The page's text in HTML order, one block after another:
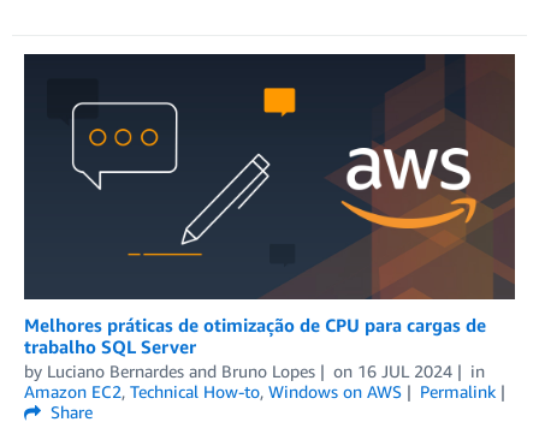
Melhores práticas de otimização de CPU para cargas de
trabalho SQL Server
by Luciano Bernardes and Bruno Lopes on 16 JUL 2024
in
Amazon EC2, Technical How-to, Windows on AWS
Permalink
Share